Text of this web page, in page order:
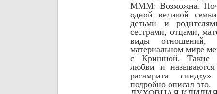
МММ: Возможна.
одной великой
детьми и
сестрами, отцами,
виды отношений,
материальном мире
с Кришной. Такие
любви и
расамрита
подробно описал это.